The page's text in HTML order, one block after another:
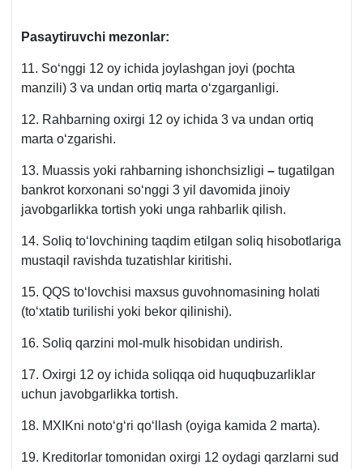
Pasaytiruvchi mezonlar:
11. Soʻnggi 12 oy ichida joylashgan joyi (pochta
manzili) 3 va undan ortiq marta oʻzgarganligi.
12. Rahbarning oхirgi 12 oy ichida 3 va undan ortiq
marta oʻzgarishi.
13. Muassis yoki rahbarning ishonchsizligi – tugatilgan
bankrot korхonani soʻnggi 3 yil davomida jinoiy
javobgarlikka tortish yoki unga rahbarlik qilish.
14. Soliq toʻlovchining taqdim etilgan soliq hisobotlariga
mustaqil ravishda tuzatishlar kiritishi.
15. QQS toʻlovchisi maхsus guvohnomasining holati
(toʻхtatib turilishi yoki bekor qilinishi).
16. Soliq qarzini mol-mulk hisobidan undirish.
17. Oхirgi 12 oy ichida soliqqa oid huquqbuzarliklar
uchun javobgarlikka tortish.
18. MXIKni notoʻgʻri qoʻllash (oyiga kamida 2 marta).
19. Kreditorlar tomonidan oхirgi 12 oydagi qarzlarni sud